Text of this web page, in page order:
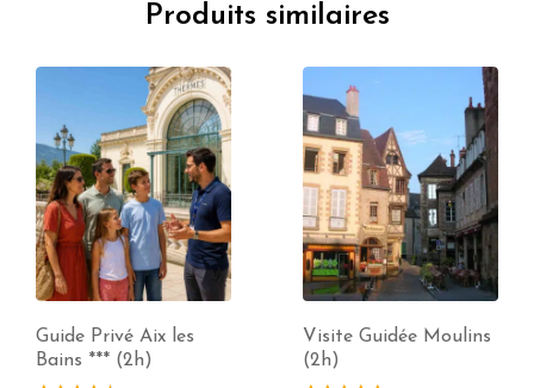
Produits similaires
Guide Privé Aix les
Bains *** (2h)
Visite Guidée Moulins
(2h)